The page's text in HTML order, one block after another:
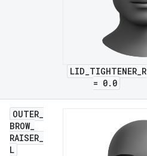
LID_TIGHTENER_R
= 0.0
OUTER_
BROW_
RAISER_
L